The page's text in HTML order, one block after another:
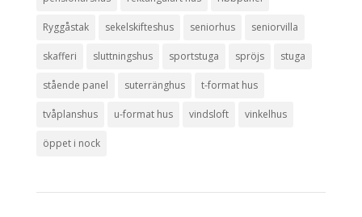
Ryggåstak sekelskifteshus seniorhus seniorvilla
skafferi sluttningshus sportstuga spröjs stuga
stående panel suterränghus t-format hus
tvåplanshus u-format hus vindsloft vinkelhus
öppet i nock